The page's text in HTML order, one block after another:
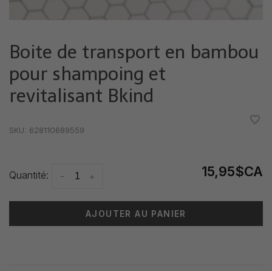
Boite de transport en bambou
pour shampoing et
revitalisant Bkind
SKU: 628110689559
Quantité: +
- 15,95$CA
AJOUTER AU PANIER